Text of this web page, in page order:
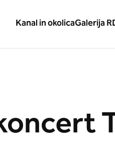
Kanal in okolicaGalerija